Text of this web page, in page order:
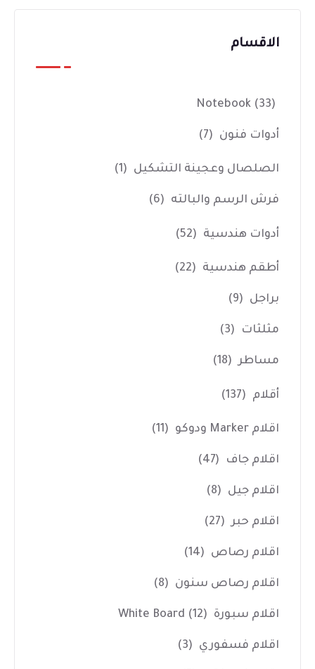
الاقسام
Notebook (33)
أدوات فنون (7)
الصلصال وعجينة التشكيل (1)
فرش الرسم والبالته (6)
أدوات هندسية (52)
أطقم هندسية (22)
براجل (9)
مثلثات (3)
مساطر (18)
أقلام (137)
اقلام Marker ودوكو (11)
اقلام جاف (47)
اقلام جيل (8)
اقلام حبر (27)
اقلام رصاص (14)
اقلام رصاص سنون (8)
اقلام سبورة White Board (12)
اقلام فسفوري (3)